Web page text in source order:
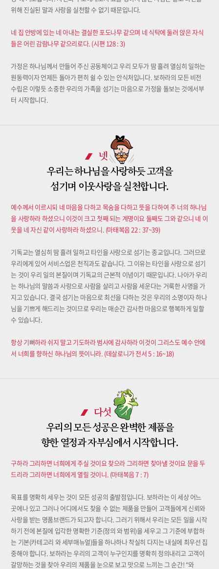
위해 진실된 말과 사랑을 실천할 수 없기 때문입니다.
네 집 안방에 있는 네 아내는 결실한 포도나무 같으며 네 식탁에 둘러 앉은 자식
들은 어린 감람나무 같으리로다. (시편 128 : 3)
가정은 하나님께서 만들어 주신 공동체이고 우리 모두가 땀 흘려 열심히 일하는
원동력이자 언제든 돌아가 편히 쉴 수 있는 안식처입니다. 보하라의 모든 비전
수립은 이렇듯 소중한 우리의 가족을 섬기는 마음으로 가정을 돌보는 것에서부
터 시작합니다.
넷
우리는 하나님을 사랑하듯 고객을
섬기며 이웃사랑을 실천합니다.
예수께서 이르시되 네 마음을 다하고 목숨을 다하고 뜻을 다하여 주 너의 하나님
을 사랑하라 하셨으니 이것이 크고 첫째 되는 계명이요 둘째도 그와 같으니 네 이
웃을 네 자신 같이 사랑하라 하셨으니. (마태복음 22 : 37~39)
기독교는 열심히 땀 흘려 일하고 타인을 사랑으로 섬기는 종교입니다. 그러므로
우리에게 있어 서비스업은 천직과도 같습니다. 그 이유는 타인을 사랑으로 섬기
는 것이 우리 일의 본질이며 기독교의 근본적 이념이기 때문입니다. 나아가 우리
는 하나님의 말씀과 사랑으로 사람을 살리고 사람을 세운다는 거룩한 사명을 가
지고 있습니다. 결국 섬기는 마음으로 최선을 다하는 것은 우리의 소명이자 하나
님을 기쁘게 해드리는 것이므로 우리는 매순간 감사한 마음으로 행복하게 일할
수 있습니다.
항상 기뻐하라 쉬지 말고 기도하라 범사에 감사하라 이것이 그리스도 예수 안에
서 너희를 향하신 하나님의 뜻이니라. (데살로니가 전서 5 : 16~18)
다섯
우리의 모든 성공은 완벽한 제품을
향한 열정과 자부심에서 시작합니다.
구하라 그리하면 너희에게 주실 것이요 찾으라 그리하면 찾아낼 것이요 문을 두
드리라 그리하면 너희에게 열릴 것이니. (마태복음 7 : 7)
목표를 명확히 세우는 것이 모든 성공의 출발점입니다. 보하라는 이 세상 어느
곳에나 있고 그러나 어디에서도 찾을 수 없는 제품을 만들어 고객들에게 신뢰와
사랑을 받는 명품브랜드가 되고자 합니다. 그러기 위해서 우리는 모든 일을 시작
하기 전에 본질에 입각한 명확한 기준(정의 와 범위)을 세우고 그 기준에 부합하
는 기본(카테고리 와 세부매뉴얼)들을 하나하나 착실히 다지는 내실에 최우선 집
중해야 합니다. 보하라는 우리의 고객이 누구인지를 명확히 정의내리고 고객이
갈망하는 것을 찾아 우리의 제품을 눈으로 보고 맛으로 느끼는 그 순간! “와